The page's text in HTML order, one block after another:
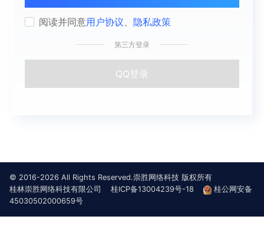
阅读并同意用户协议、 隐私政策
第三方登录
QQ登录
© 2016-2026 All Rights Reserved.崇胜网络科技 版权所有
桂林崇胜网络科技有限公司
桂ICP备13004239号-18
桂公网安备
45030502000659号